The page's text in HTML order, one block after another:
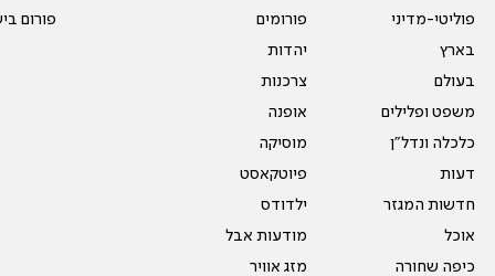
פוליטי-מדיני
בארץ
בעולם
משפט ופלילים
כלכלה ונדל"ן
דעות
חדשות המגזר
אוכל
כיפה שחורה
פורומים
יהדות
צרכנות
אופנה
מוסיקה
פיוטקאסט
ילדודס
מודעות אבל
מזג אוויר
פורום